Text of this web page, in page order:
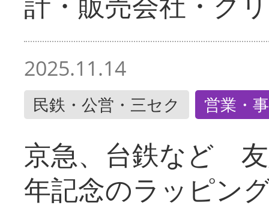
2025.11.14
民鉄・公営・三セク 営業・
京急、台鉄など
年記念のラッピン